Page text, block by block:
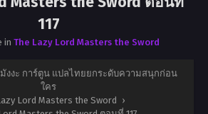
117
in The Lazy Lord Masters the Sword
มังงะ การ์ตูน แปลไทยยกระดับความสนุกก่อน
ใคร
Lord Masters the Sword ›